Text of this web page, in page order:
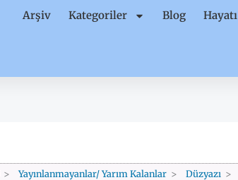
Arşiv Kategoriler Blog Hayatı
Yayınlanmayanlar/ Yarım Kalanlar Düzyazı